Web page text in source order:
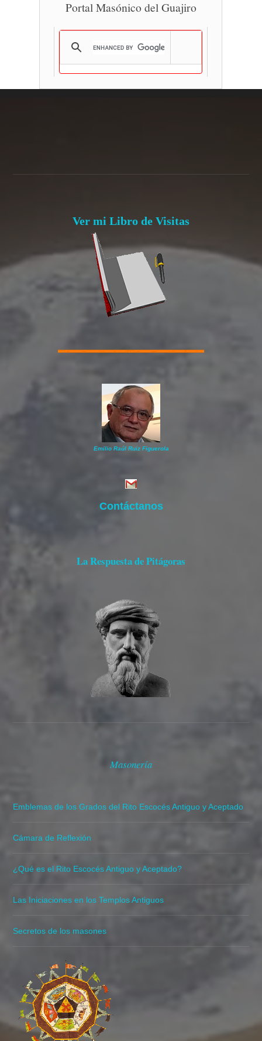
Portal Masónico del Guajiro
Ver mi Libro de Visitas
Emilio Raúl Ruiz Figuerola
Contáctanos
La Respuesta de Pitágoras
Masonería
Emblemas de los Grados del Rito Escocés Antiguo y Aceptado
Cámara de Reflexión
¿Qué es el Rito Escocés Antiguo y Aceptado?
Las Iniciaciones en los Templos Antiguos
Secretos de los masones